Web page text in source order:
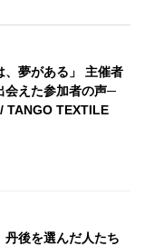
、夢がある」 主催者
会えた参加者の声─
TANGO TEXTILE
丹後を選んだ人たち